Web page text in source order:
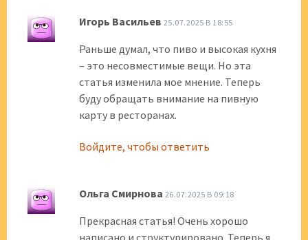
Игорь Васильев 25.07.2025 В 18:55
Раньше думал, что пиво и высокая кухня
– это несовместимые вещи. Но эта
статья изменила мое мнение. Теперь
буду обращать внимание на пивную
карту в ресторанах.
Войдите, чтобы ответить
Ольга Смирнова 26.07.2025 В 09:18
Прекрасная статья! Очень хорошо
написано и структурировано. Теперь я